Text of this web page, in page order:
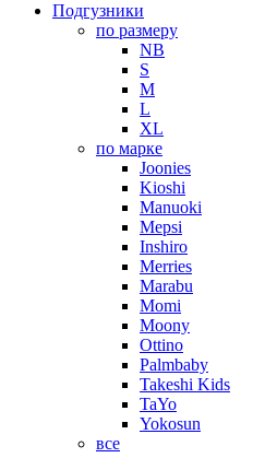
Подгузники
по размеру
NB
S
M
L
XL
по марке
Joonies
Kioshi
Manuoki
Mepsi
Inshiro
Merries
Marabu
Momi
Moony
Ottino
Palmbaby
Takeshi Kids
TaYo
Yokosun
все